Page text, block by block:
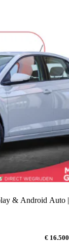
& Android Auto |
€ 16.500